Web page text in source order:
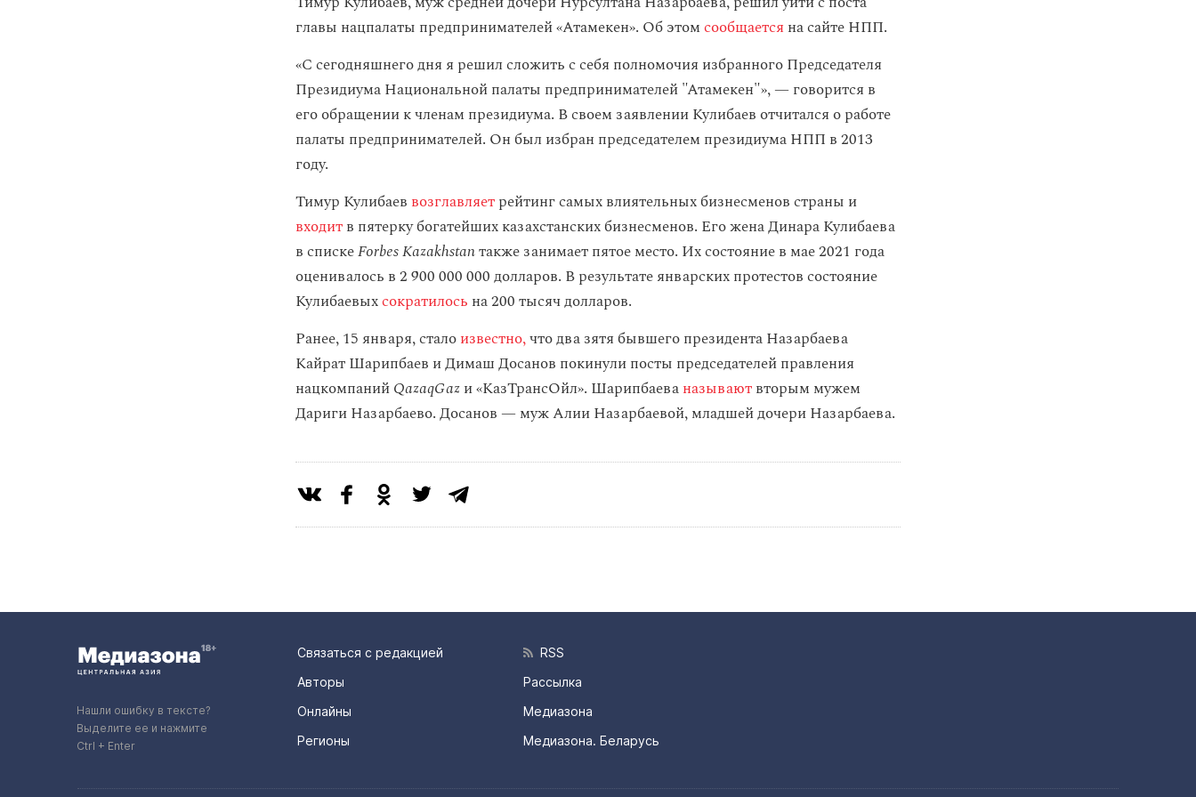
главы нацпалаты предпринимателей «Атамекен». Об этомсообщается на сайте НПП.
«С сегодняшнего дня я решил сложить с себя полномочия избранного Председателя
Президиума Национальной палаты предпринимателей "Атамекен"», — говорится в
его обращении к членам президиума. В своем заявлении Кулибаев отчитался о работе
палаты предпринимателей. Он был избран председателем президиума НПП в 2013
году.
Тимур Кулибаев возглавляетрейтинг самых влиятельных бизнесменов страны и
входитв пятерку богатейших казахстанских бизнесменов. Его жена Динара Кулибаева
в спискеForbes Kazakhstanтакже занимает пятое место. Их состояние в мае 2021 года
оценивалось в 2 900 000 000 долларов. В результате январских протестов состояние
Кулибаевыхсократилось на 200 тысяч долларов.
Ранее, 15 января, сталоизвестно,что два зятя бывшего президента Назарбаева
Кайрат Шарипбаев и Димаш Досанов покинули посты председателей правления
нацкомпанийQazaqGazи «КазТрансОйл». Шарипбаеваназываютвторым мужем
Дариги Назарбаево. Досанов — муж Алии Назарбаевой, младшей дочери Назарбаева.
Нашли ошибку в тексте?
Выделите ее и нажмите
Ctrl + Enter
Связаться с редакцией
Авторы
Онлайны
Регионы
RSS
Рассылка
Медиазона
Медиазона. Беларусь